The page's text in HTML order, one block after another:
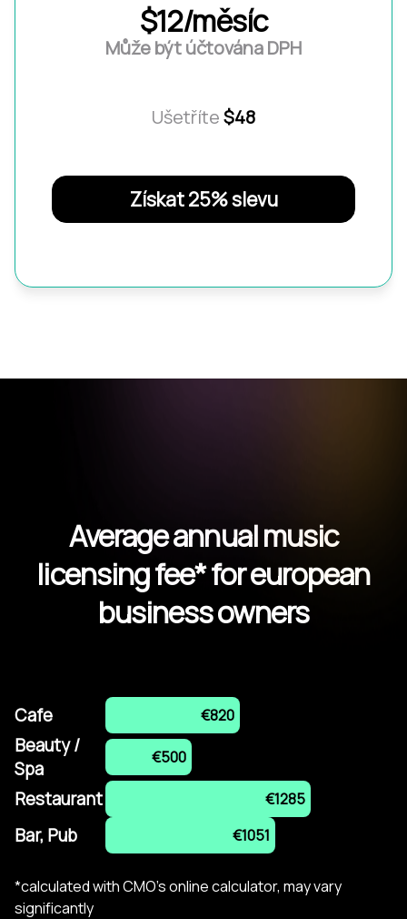
$12/měsíc
Může být účtována DPH
Ušetříte$48
Získat 25% slevu
Average annual music
licensing fee* for european
business owners
Cafe €820
Beauty /
Spa
€500
Restaurant €1285
Bar, Pub €1051
*calculated with CMO's online calculator, may vary
significantly